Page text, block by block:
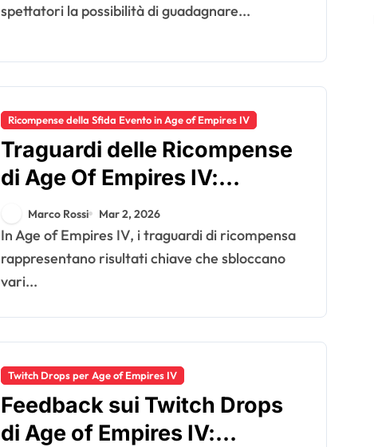
spettatori, Livelli di
spettatori la possibilità di guadagnare...
Ricompense della Sfida Evento in Age of Empires IV
Traguardi delle Ricompense
di Age Of Empires IV:
Monitoraggio dei traguardi,
Sblocco dei bonus,
Riconoscimento della
comunità
Marco Rossi Mar 2, 2026
In Age of Empires IV, i traguardi di ricompensa
rappresentano risultati chiave che sbloccano
vari...
Twitch Drops per Age of Empires IV
Feedback sui Twitch Drops
di Age of Empires IV: